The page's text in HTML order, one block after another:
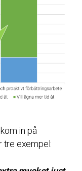
in på
tre exempel: